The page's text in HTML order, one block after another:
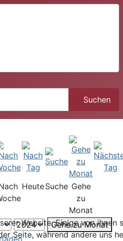
Suchen
HeuteSuche Gehe
zu
Monat
Gehe zu Monat
Website. Einige von ihnen
Seite, während andere uns